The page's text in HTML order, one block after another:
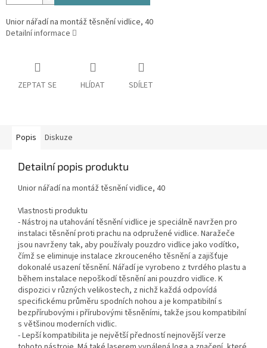
Unior nářadí na montáž těsnění vidlice, 40
Detailní informace
ZEPTAT SE HLÍDAT SDÍLET
Popis Diskuze
Detailní popis produktu
Unior nářadí na montáž těsnění vidlice, 40
Vlastnosti produktu
- Nástroj na utahování těsnění vidlice je speciálně navržen pro
instalaci těsnění proti prachu na odpružené vidlice. Naražeče
jsou navrženy tak, aby používaly pouzdro vidlice jako vodítko,
čímž se eliminuje instalace zkrouceného těsnění a zajišťuje
dokonalé usazení těsnění. Nářadí je vyrobeno z tvrdého plastu a
během instalace nepoškodí těsnění ani pouzdro vidlice. K
dispozici v různých velikostech, z nichž každá odpovídá
specifickému průměru spodních nohou a je kompatibilní s
bezpřírubovými i přírubovými těsněními, takže jsou kompatibilní
s většinou moderních vidlic.
- Lepší kompatibilita je největší předností nejnovější verze